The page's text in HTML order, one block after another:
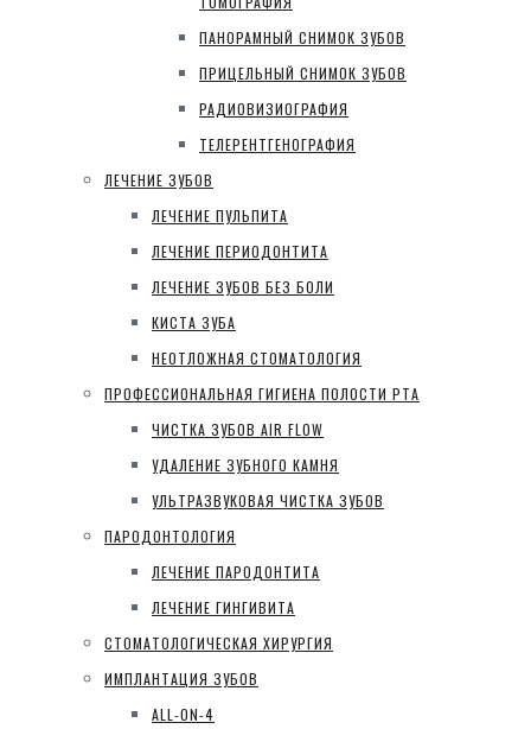
ПАНОРАМНЫЙ СНИМОК ЗУБОВ
ПРИЦЕЛЬНЫЙ СНИМОК ЗУБОВ
РАДИОВИЗИОГРАФИЯ
ТЕЛЕРЕНТГЕНОГРАФИЯ
ЛЕЧЕНИЕ ЗУБОВ
ЛЕЧЕНИЕ ПУЛЬПИТА
ЛЕЧЕНИЕ ПЕРИОДОНТИТА
ЛЕЧЕНИЕ ЗУБОВ БЕЗ БОЛИ
КИСТА ЗУБА
НЕОТЛОЖНАЯ СТОМАТОЛОГИЯ
ПРОФЕССИОНАЛЬНАЯ ГИГИЕНА ПОЛОСТИ РТА
ЧИСТКА ЗУБОВ AIR FLOW
УДАЛЕНИЕ ЗУБНОГО КАМНЯ
УЛЬТРАЗВУКОВАЯ ЧИСТКА ЗУБОВ
ПАРОДОНТОЛОГИЯ
ЛЕЧЕНИЕ ПАРОДОНТИТА
ЛЕЧЕНИЕ ГИНГИВИТА
СТОМАТОЛОГИЧЕСКАЯ ХИРУРГИЯ
ИМПЛАНТАЦИЯ ЗУБОВ
ALL-ON-4